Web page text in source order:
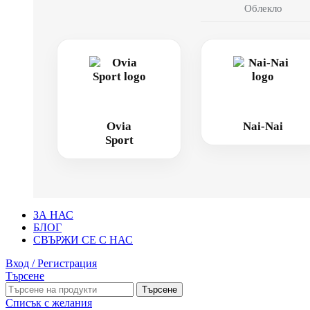
Облекло
Ovia
Sport
Nai-Nai
ЗА НАС
БЛОГ
СВЪРЖИ СЕ С НАС
Вход / Регистрация
Търсене
Търсене
Списък с желания